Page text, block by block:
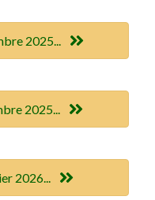
2025...
2025...
2026...